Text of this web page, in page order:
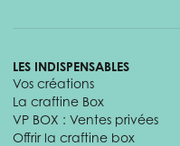
LES INDISPENSABLES
Vos créations
La craftine Box
VP BOX : Ventes privées
Offrir la craftine box